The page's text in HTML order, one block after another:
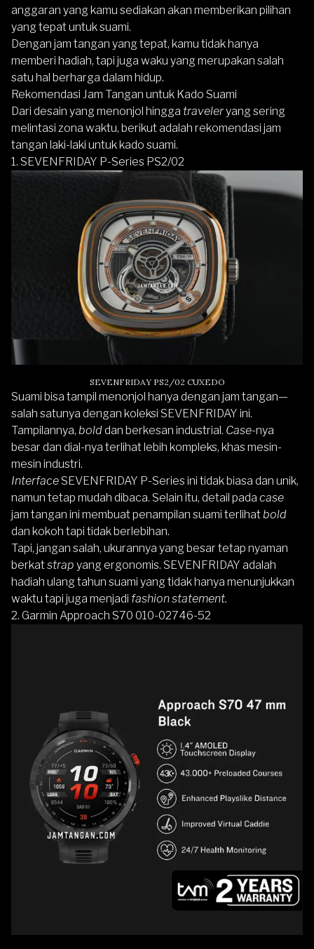
anggaran yang kamu sediakan akan memberikan pilihan
yang tepat untuk suami.
Dengan jam tangan yang tepat, kamu tidak hanya
memberi hadiah, tapi juga waku yang merupakan salah
satu hal berharga dalam hidup.
Rekomendasi Jam Tangan untuk Kado Suami
Dari desain yang menonjol hingga traveleryang sering
melintasi zona waktu, berikut adalah rekomendasi jam
tangan laki-laki untuk kado suami.
1. SEVENFRIDAY P-Series PS2/02
SEVENFRIDAY PS2/02 CUXEDO
Suami bisa tampil menonjol hanya dengan jam tangan—
salah satunya dengan koleksi SEVENFRIDAY ini.
Tampilannya, bolddan berkesan industrial. Case-nya
besar dan dial-nya terlihat lebih kompleks, khas mesin-
mesin industri.
Interface SEVENFRIDAY P-Series ini tidak biasa dan unik,
namun tetap mudah dibaca. Selain itu, detail pada case
jam tangan ini membuat penampilan suami terlihatbold
dan kokoh tapi tidak berlebihan.
Tapi, jangan salah, ukurannya yang besar tetap nyaman
berkatstrap yang ergonomis. SEVENFRIDAY adalah
hadiah ulang tahun suami yang tidak hanya menunjukkan
waktu tapi juga menjadi fashion statement.
2. Garmin Approach S70 010-02746-52